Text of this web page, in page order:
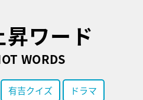
昇ワード
WORDS
有吉クイズ ドラマ